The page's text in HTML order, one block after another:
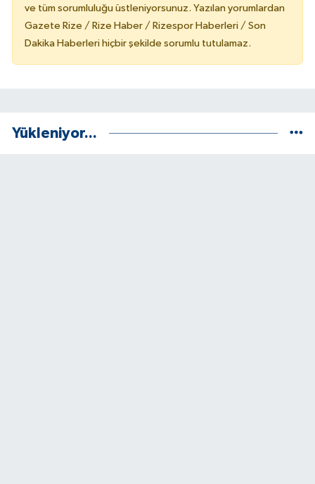
ve tüm sorumluluğu üstleniyorsunuz. Yazılan yorumlardan
Gazete Rize / Rize Haber / Rizespor Haberleri / Son
Dakika Haberleri hiçbir şekilde sorumlu tutulamaz.
Yükleniyor...